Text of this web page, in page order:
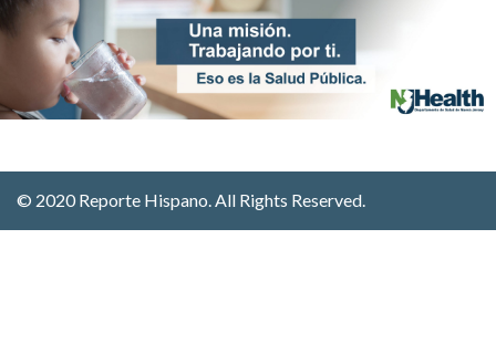
© 2020 Reporte Hispano. All Rights Reserved.